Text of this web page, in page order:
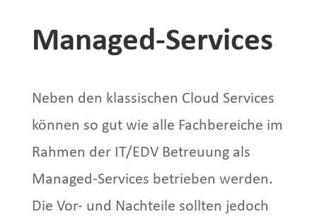
Managed-Services
Neben den klassischen Cloud Services
können so gut wie alle Fachbereiche im
Rahmen der IT/EDV Betreuung als
Managed-Services betrieben werden.
Die Vor- und Nachteile sollten jedoch